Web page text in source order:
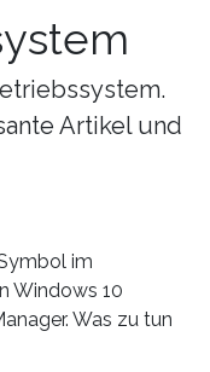
Artikel und
im
Windows 10
Was zu tun